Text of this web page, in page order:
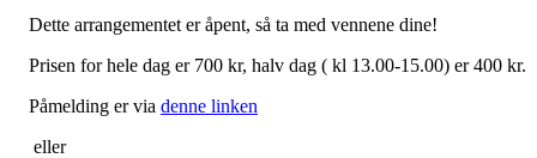
Dette arrangementet er åpent, så ta med vennene dine!
Prisen for hele dag er 700 kr, halv dag ( kl 13.00-15.00) er 400 kr.
Påmelding er via denne linken
eller